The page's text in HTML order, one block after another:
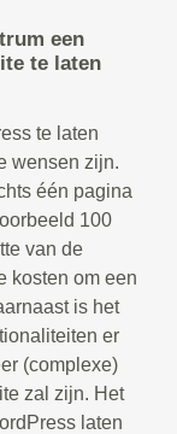
een
te laten
te laten
wensen zijn.
één pagina
100
van de
kosten om een
is het
er
(complexe)
zal zijn. Het
laten